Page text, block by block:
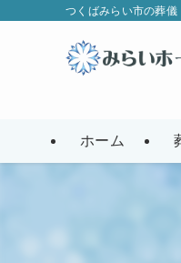
つくばみらい市の葬
ホーム